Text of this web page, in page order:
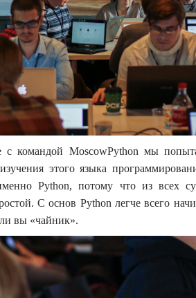
с командой MoscowPython мы
этого языка
Python, потому что из всех
С основ Python легче всего
вы «чайник».